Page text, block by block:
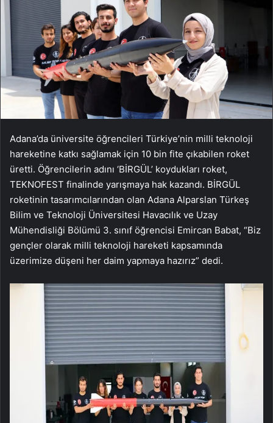
Adana’da üniversite öğrencileri Türkiye’nin milli teknoloji
hareketine katkı sağlamak için 10 bin fite çıkabilen roket
üretti. Öğrencilerin adını ‘BİRGÜL’ koydukları roket,
TEKNOFEST finalinde yarışmaya hak kazandı. BİRGÜL
roketinin tasarımcılarından olan Adana Alparslan Türkeş
Bilim ve Teknoloji Üniversitesi Havacılık ve Uzay
Mühendisliği Bölümü 3. sınıf öğrencisi Emircan Babat, “Biz
gençler olarak milli teknoloji hareketi kapsamında
üzerimize düşeni her daim yapmaya hazırız” dedi.